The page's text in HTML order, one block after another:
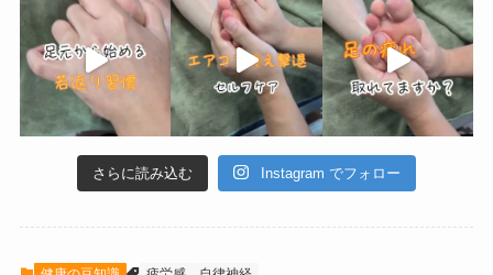
さらに読み込む Instagram でフォロー